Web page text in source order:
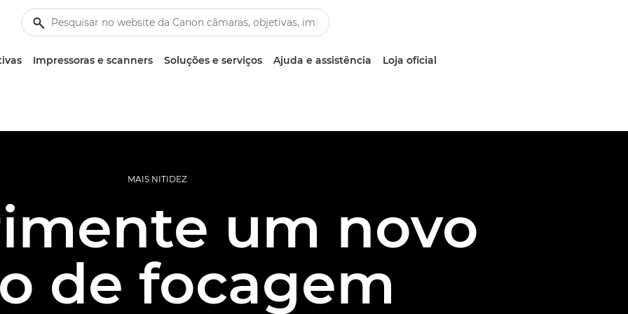
Impressoras e scanners Soluções e serviços Ajuda e assistência Loja oficial
MAIS NITIDEZ
um novo
de focagem